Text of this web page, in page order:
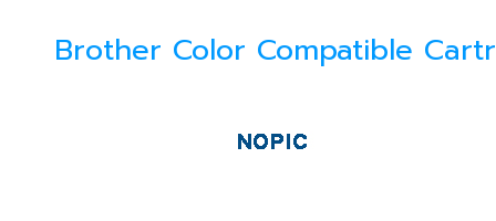
Brother Color Compatible